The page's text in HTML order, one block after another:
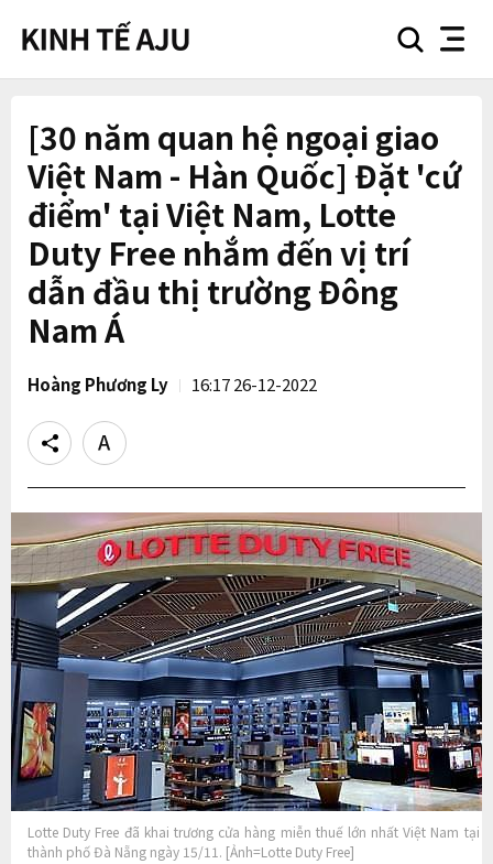
searchnav
[30 năm quan hệ ngoại giao
Việt Nam - Hàn Quốc] Đặt 'cứ
điểm' tại Việt Nam, Lotte
Duty Free nhắm đến vị trí
dẫn đầu thị trường Đông
Nam Á
Hoàng Phương Ly 16:17 26-12-2022
Share
Text
size
Lotte Duty Free đã khai trương cửa hàng miễn thuế lớn nhất Việt Nam tại
thành phố Đà Nẵng ngày 15/11. [Ảnh=Lotte Duty Free]